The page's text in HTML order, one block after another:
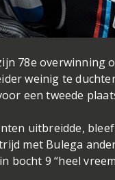
78e overwinning
weinig te
een tweede
uitbreidde,
met Bulega
bocht 9 “heel